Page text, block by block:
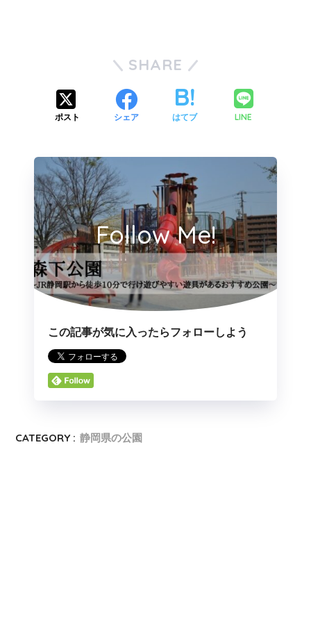
SHARE
ポスト シェア はてブ LINE
Follow Me!
この記事が気に入ったらフォローしよう
CATEGORY : 静岡県の公園